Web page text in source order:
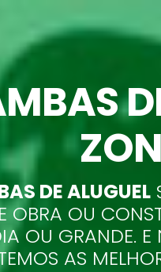
DE ALUGUEL
OBRA OU
OU GRANDE.
AS